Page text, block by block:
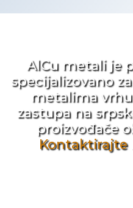
AlCu metali je
specijalizovano
metalima
zastupa na
proizvođače
Kontaktirajte